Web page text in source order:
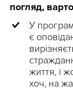
погляд,
У
є
життя, і
хоч, на